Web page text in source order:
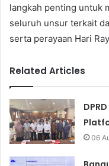
langkah penting untuk
seluruh unsur terkait
serta perayaan Hari
Related Articles
06